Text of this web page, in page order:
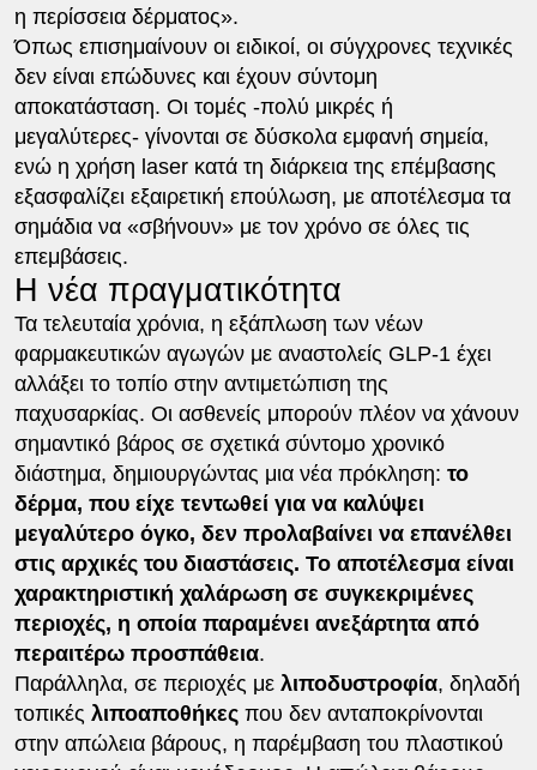
η περίσσεια δέρματος».
Όπως επισημαίνουν οι ειδικοί, οι σύγχρονες τεχνικές
δεν είναι επώδυνες και έχουν σύντομη
αποκατάσταση. Οι τομές -πολύ μικρές ή
μεγαλύτερες- γίνονται σε δύσκολα εμφανή σημεία,
ενώ η χρήση laser κατά τη διάρκεια της επέμβασης
εξασφαλίζει εξαιρετική επούλωση, με αποτέλεσμα τα
σημάδια να «σβήνουν» με τον χρόνο σε όλες τις
επεμβάσεις.
Η νέα πραγματικότητα
Τα τελευταία χρόνια, η εξάπλωση των νέων
φαρμακευτικών αγωγών με αναστολείς GLP-1 έχει
αλλάξει το τοπίο στην αντιμετώπιση της
παχυσαρκίας. Οι ασθενείς μπορούν πλέον να χάνουν
σημαντικό βάρος σε σχετικά σύντομο χρονικό
διάστημα, δημιουργώντας μια νέα πρόκληση: το
δέρμα, που είχε τεντωθεί για να καλύψει
μεγαλύτερο όγκο, δεν προλαβαίνει να επανέλθει
στις αρχικές του διαστάσεις. Το αποτέλεσμα είναι
χαρακτηριστική χαλάρωση σε συγκεκριμένες
περιοχές, η οποία παραμένει ανεξάρτητα από
περαιτέρω προσπάθεια.
Παράλληλα, σε περιοχές με λιποδυστροφία, δηλαδή
τοπικές λιποαποθήκεςπου δεν ανταποκρίνονται
στην απώλεια βάρους, η παρέμβαση του πλαστικού